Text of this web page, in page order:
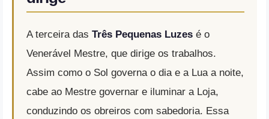
A terceira das Três Pequenas Luzesé o
Venerável Mestre, que dirige os trabalhos.
Assim como o Sol governa o dia e a Lua a noite,
cabe ao Mestre governar e iluminar a Loja,
conduzindo os obreiros com sabedoria. Essa